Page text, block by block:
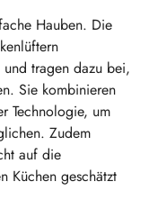
Hauben. Die
tragen dazu bei,
Sie kombinieren
Technologie, um
Zudem
auf die
Küchen geschätzt